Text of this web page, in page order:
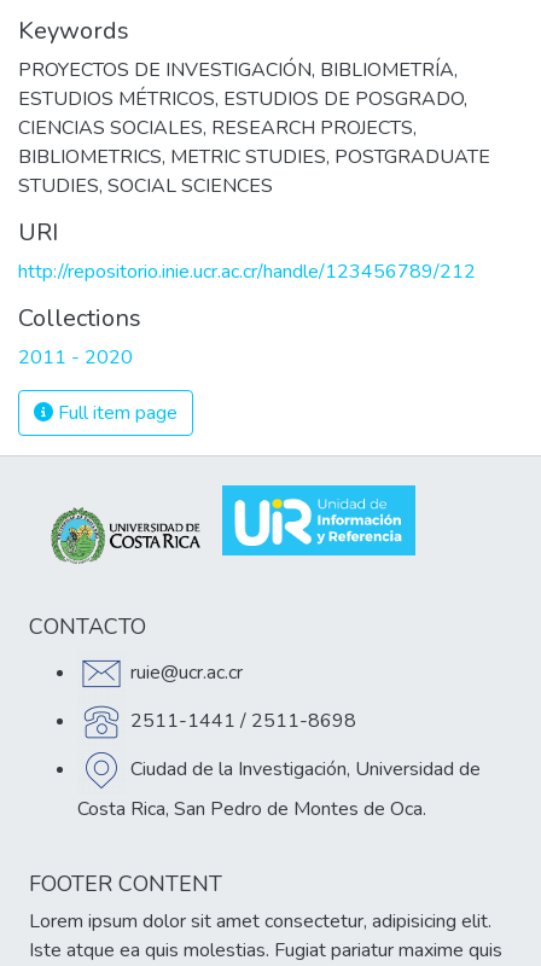
Keywords
PROYECTOS DE INVESTIGACIÓN, BIBLIOMETRÍA,
ESTUDIOS MÉTRICOS, ESTUDIOS DE POSGRADO,
CIENCIAS SOCIALES, RESEARCH PROJECTS,
BIBLIOMETRICS, METRIC STUDIES, POSTGRADUATE
STUDIES, SOCIAL SCIENCES
URI
http://repositorio.inie.ucr.ac.cr/handle/123456789/212
Collections
2011 - 2020
Full item page
CONTACTO
ruie@ucr.ac.cr
2511-1441 / 2511-8698
Ciudad de la Investigación, Universidad de
Costa Rica, San Pedro de Montes de Oca.
FOOTER CONTENT
Lorem ipsum dolor sit amet consectetur, adipisicing elit.
Iste atque ea quis molestias. Fugiat pariatur maxime quis